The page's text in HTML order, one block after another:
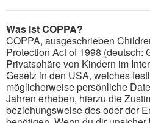
Was ist COPPA?
COPPA, ausgeschrieben
Protection Act of 1998 (deutsch:
Privatsphäre von Kindern im
Gesetz in den USA, welches
möglicherweise persönliche
Jahren erheben, hierzu die
beziehungsweise des oder der